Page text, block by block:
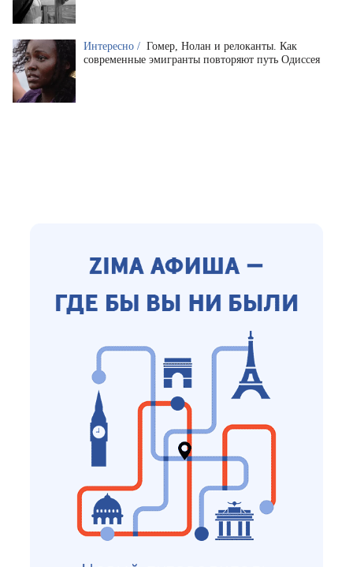
Интересно / Гомер, Нолан и релоканты. Как
современные эмигранты повторяют путь Одиссея